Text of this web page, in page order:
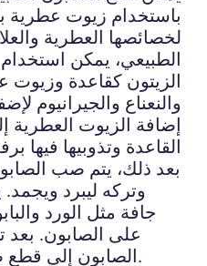
باستخدام زيوت عطرية
لخصائصها العطرية
الطبيعي، يمكن
الزيتون كقاعدة وزيوت
والنعناع والجيرانيوم
إضافة الزيوت العطرية
القاعدة وتذوبيها فيها
بعد ذلك، يتم صب
وتركه ليبرد
جافة مثل الورد
على الصابون. بعد
الصابون إلى قطع صغيرة جاهزة للاستخدام.